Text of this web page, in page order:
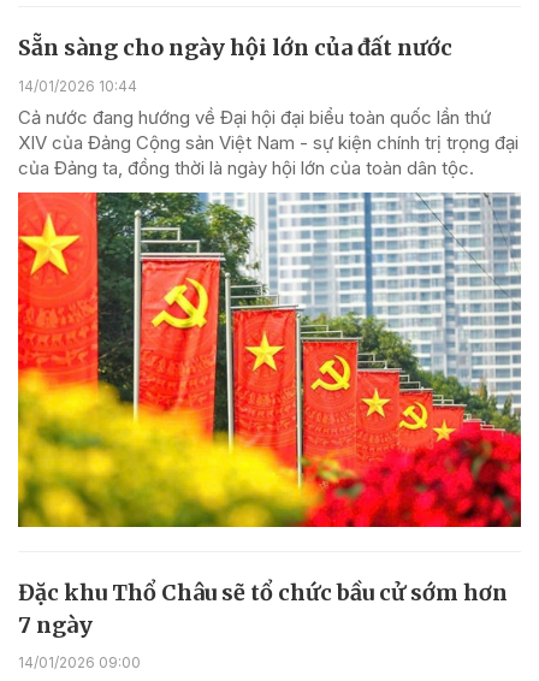
Sẵn sàng cho ngày hội lớn của đất nước
14/01/2026 10:44
Cả nước đang hướng về Đại hội đại biểu toàn quốc lần thứ
XIV của Đảng Cộng sản Việt Nam - sự kiện chính trị trọng đại
của Đảng ta, đồng thời là ngày hội lớn của toàn dân tộc.
Đặc khu Thổ Châu sẽ tổ chức bầu cử sớm hơn
7 ngày
14/01/2026 09:00